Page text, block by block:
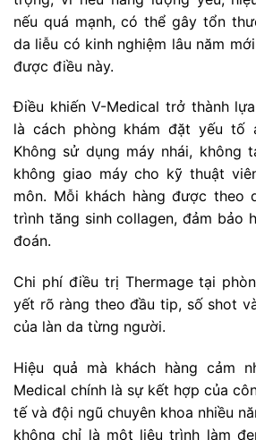
nếu quá mạnh, có thể gây tổn
da liễu có kinh nghiệm lâu năm
được điều này.
Điều khiến V-Medical trở thành
là cách phòng khám đặt yếu tố
Không sử dụng máy nhái, không
không giao máy cho kỹ thuật
môn. Mỗi khách hàng được theo
trình tăng sinh collagen, đảm bảo
đoán.
Chi phí điều trị Thermage tại
yết rõ ràng theo đầu tip, số shot
của làn da từng người.
Hiệu quả mà khách hàng cảm
Medical chính là sự kết hợp của
tế và đội ngũ chuyên khoa nhiều
không chỉ là một liệu trình làm